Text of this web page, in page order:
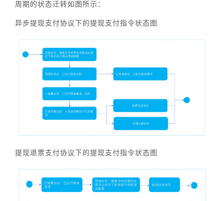
周期的状态迁转如图所示：
异步提现支付协议下的提现支付指令状态图
提现退票支付协议下的提现支付指令状态图